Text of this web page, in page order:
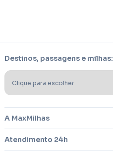
Destinos, passagens e milhas:
A MaxMilhas
Atendimento 24h